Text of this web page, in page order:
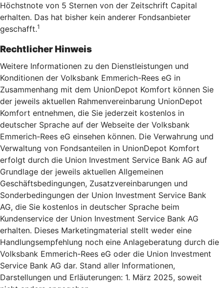
Höchstnote von 5 Sternen von der Zeitschrift Capital
erhalten. Das hat bisher kein anderer Fondsanbieter
geschafft.1
Rechtlicher Hinweis
Weitere Informationen zu den Dienstleistungen und
Konditionen der Volksbank Emmerich-Rees eG in
Zusammenhang mit dem UnionDepot Komfort können Sie
der jeweils aktuellen Rahmenvereinbarung UnionDepot
Komfort entnehmen, die Sie jederzeit kostenlos in
deutscher Sprache auf der Webseite der Volksbank
Emmerich-Rees eG einsehen können. Die Verwahrung und
Verwaltung von Fondsanteilen in UnionDepot Komfort
erfolgt durch die Union Investment Service Bank AG auf
Grundlage der jeweils aktuellen Allgemeinen
Geschäftsbedingungen, Zusatzvereinbarungen und
Sonderbedingungen der Union Investment Service Bank
AG, die Sie kostenlos in deutscher Sprache beim
Kundenservice der Union Investment Service Bank AG
erhalten. Dieses Marketingmaterial stellt weder eine
Handlungsempfehlung noch eine Anlageberatung durch die
Volksbank Emmerich-Rees eG oder die Union Investment
Service Bank AG dar. Stand aller Informationen,
Darstellungen und Erläuterungen: 1. März 2025, soweit